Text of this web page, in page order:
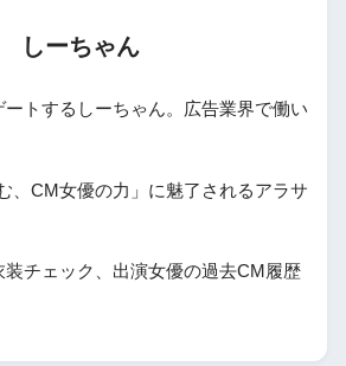
しーちゃん
トするしーちゃん。広告業界で働い
、CM女優の力」に魅了されるアラサ
装チェック、出演女優の過去CM履歴